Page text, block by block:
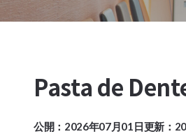
Pasta de
公開：2026年07月01日更新：